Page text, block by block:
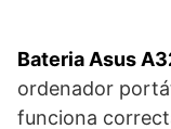
Bateria Asus
ordenador
funciona